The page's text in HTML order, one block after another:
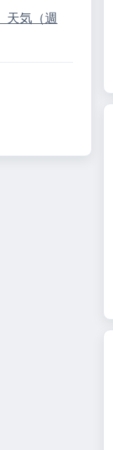
天気（週